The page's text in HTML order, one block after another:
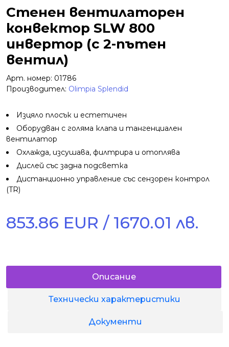
Стенен вентилаторен
конвектор SLW 800
инвертор (с 2-пътен
вентил)
Арт. номер: 01786
Производител: Olimpia Splendid
Изцяло плосък и естетичен
Оборудван с голяма клапа и тангенциален
вентилатор
Охлажда, изсушава, филтрира и отоплява
Дислей със задна подсветка
Дистанционно управление със сензорен контрол
(TR)
853.86 EUR / 1670.01 лв.
Описание
Технически характеристики
Документи